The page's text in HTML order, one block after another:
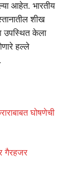
आहेत. भारतीय
शीख
उपस्थित केला
हल्ले
घोषणेची
गैरहजर